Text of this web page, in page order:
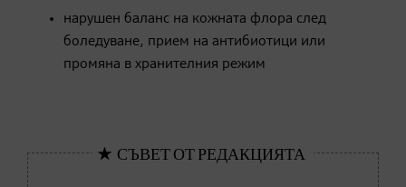
нарушен баланс на кожната флора след
боледуване, прием на антибиотици или
промяна в хранителния режим